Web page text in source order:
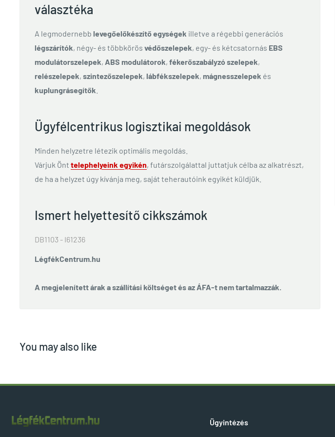
választéka
A legmodernebb levegőelőkészítő egységek illetve a régebbi generációs
légszárítók, négy- és többkörös védőszelepek, egy- és kétcsatornás EBS
modulátorszelepek, ABS modulátorok, fékerőszabályzó szelepek,
relészelepek, szintezőszelepek, lábfékszelepek, mágnesszelepek és
kuplungrásegítők
Ügyfélcentrikus logisztikai megoldások
Minden helyzetre létezik optimális megoldás.
Várjuk Önt telephelyeink egyikén, futárszolgálattal juttatjuk célba az alkatrészt,
de ha a helyzet úgy kívánja meg, saját teherautóink egyikét küldjük.
Ismert helyettesítő cikkszámok
DB1103 - I61236
LégfékCentrum.hu
A megjelenített árak a szállítási költséget és az ÁFA-t nem tartalmazzák.
You may also like
Ügyintézés